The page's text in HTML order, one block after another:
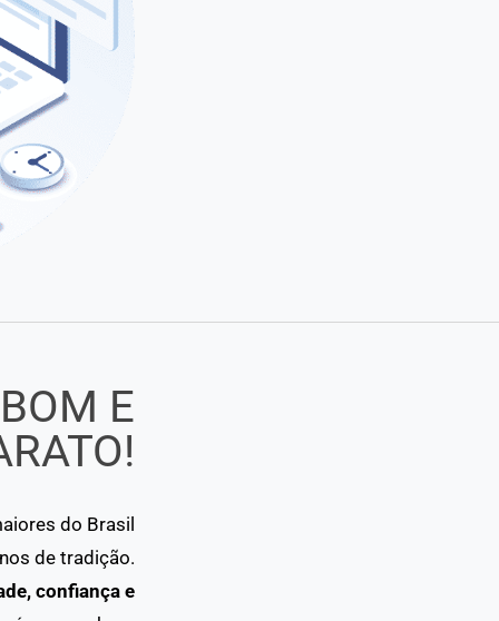
E
do Brasil
de tradição.
confiança e